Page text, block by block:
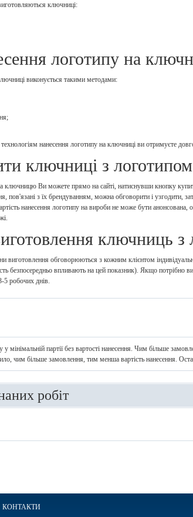
ключниці:
логотипу на
виконується такими методами:
нанесення логотипу на ключниці ви отримуєте
ключниці з
Ви можете прямо на сайті, натиснувши кнопку
пов'язані з їх брендуванням, можна обговорити і узгодити,
нанесення логотипу на вироби не може бути
ключниць з
виготовлення обговорюються з кожним клієнтом
безпосередньо впливають на цей показник). Якщо
5 робочих днів.
мінімальній партії без вартості нанесення. Чим більше
чим більше замовлення, тим менша вартість нанесення.
робіт
КОНТАКТИ